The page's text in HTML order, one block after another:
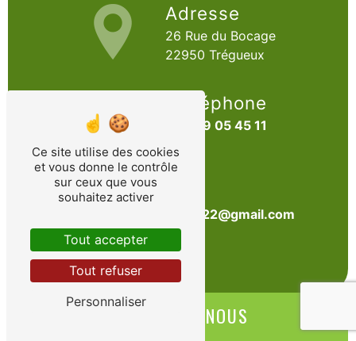
Adresse
26 Rue du Bocage
22950 Trégueux
Téléphone
06 69 05 45 11
E-mail
sarl.arbo22@gmail.com
CONTACTEZ-NOUS
Ce site utilise des cookies
et vous donne le contrôle
sur ceux que vous
souhaitez activer
Tout accepter
Tout refuser
Personnaliser